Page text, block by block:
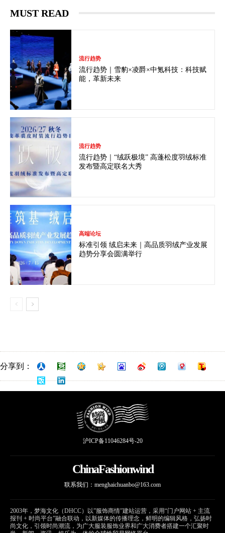
MUST READ
流行趋势
流行趋势｜雪豹×凌爵×中氪科技：科技赋
能，革新未来
流行趋势
流行趋势｜“绒跃极境” 高蓬松度羽绒标准
发布暨高定联名大秀
高端论坛
标准引领 绒启未来｜高品质羽绒产业发展
趋势分享会圆满举行
分享到：
沪ICP备11046284号-20
ChinaFashionwind
联系我们： menghaichuanbo@163.com
2003年，梦海文化（DHCC）以”服饰商情”建站运营，采用“门户网站 + 主流
报刊 + 时尚平台”融合联动，以新媒体的传播理念，鲜明的编辑风格，弘扬时
尚文化，引领时尚潮流，为广大服装服饰业界和广大消费者搭建一个汇聚时